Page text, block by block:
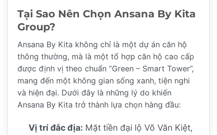
Tại Sao Nên Chọn Ansana By Kita
Group?
Ansana By Kita không chỉ là một dự án căn hộ
thông thường, mà là một tổ hợp căn hộ cao cấp
được định vị theo chuẩn “Green – Smart Tower”,
mang đến một không gian sống xanh, tiện nghi
và hiện đại. Dưới đây là những lý do khiến
Ansana By Kita trở thành lựa chọn hàng đầu:
Vị trí đắc địa: Mặt tiền đại lộ Võ Văn Kiệt,